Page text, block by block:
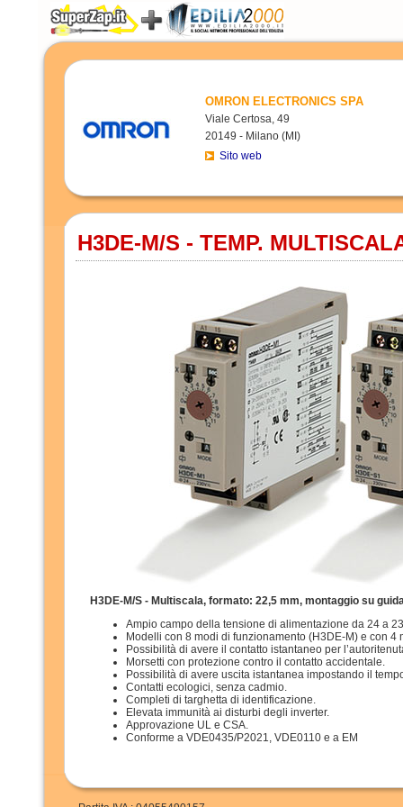
OMRON ELECTRONICS SPA
Viale Certosa, 49
20149 - Milano (MI)
Sito web
H3DE-M/S - TEMP.
H3DE-M/S - Multiscala, formato: 22,5 mm, montaggio su
Ampio campo della tensione di alimentazione da 24 a
Modelli con 8 modi di funzionamento (H3DE-M) e con 4
Possibilità di avere il contatto istantaneo per
Morsetti con protezione contro il contatto accidentale.
Possibilità di avere uscita istantanea impostando il
Contatti ecologici, senza cadmio.
Completi di targhetta di identificazione.
Elevata immunità ai disturbi degli inverter.
Approvazione UL e CSA.
Conforme a VDE0435/P2021, VDE0110 e a EM